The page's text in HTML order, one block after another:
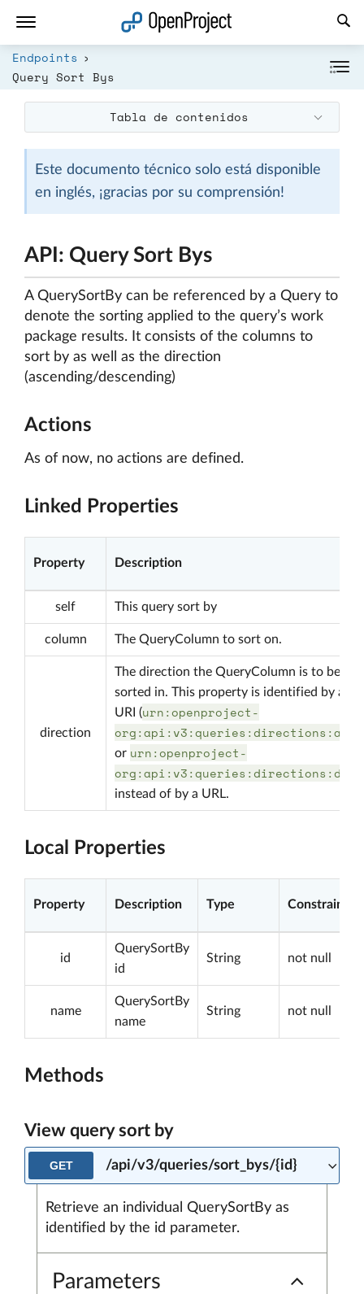
Endpoints
Query Sort Bys
Tabla de contenidos
Este documento técnico solo está disponible
en inglés, ¡gracias por su comprensión!
API: Query Sort Bys
A QuerySortBy can be referenced by a Query to
denote the sorting applied to the query’s work
package results. It consists of the columns to
sort by as well as the direction
(ascending/descending)
Actions
As of now, no actions are defined.
Linked Properties
Property Description
self This query sort by
column The QueryColumn to sort on.
direction
The direction the QueryColumn is to be
sorted in. This property is identified by a
URI (urn:openproject-
org:api:v3:queries:directions:asc
or urn:openproject-
org:api:v3:queries:directions:desc
instead of by a URL.
Local Properties
Property Description Type Constraints
id
QuerySortBy
id
String not null
name
QuerySortBy
name
String not null
Methods
View query sort by
GET /api/v3/queries/sort_bys/{id}
Retrieve an individual QuerySortBy as
identified by the id parameter.
Parameters
Abrir vínculo en un nuevo panel